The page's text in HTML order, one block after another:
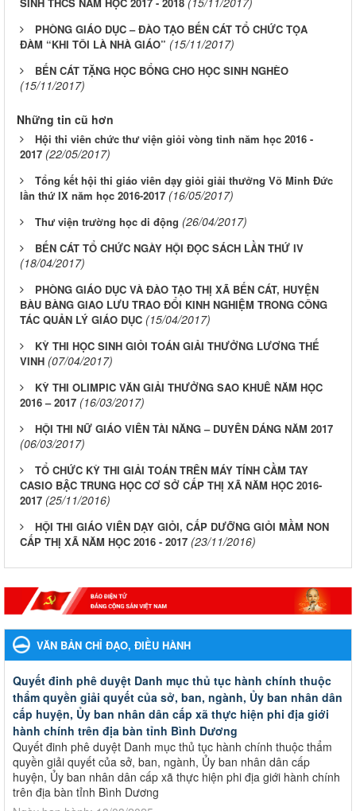
SINH THCS NĂM HỌC 2017 - 2018
PHÒNG GIÁO DỤC – ĐÀO TẠO BẾN CÁT TỔ CHỨC TỌA
ĐÀM “KHI TÔI LÀ NHÀ GIÁO” (15/11/2017)
BẾN CÁT TẶNG HỌC BỔNG CHO HỌC SINH NGHÈO
(15/11/2017)
Những tin cũ hơn
Hội thi viên chức thư viện giỏi vòng tỉnh năm học 2016 -
2017 (22/05/2017)
Tổng kết hội thi giáo viên dạy giỏi giải thưởng Võ Minh Đức
lần thứ IX năm học 2016-2017 (16/05/2017)
Thư viện trường học di động (26/04/2017)
BẾN CÁT TỔ CHỨC NGÀY HỘI ĐỌC SÁCH LẦN THỨ IV
(18/04/2017)
PHÒNG GIÁO DỤC VÀ ĐÀO TẠO THỊ XÃ BẾN CÁT, HUYỆN
BÀU BÀNG GIAO LƯU TRAO ĐỔI KINH NGHIỆM TRONG CÔNG
TÁC QUẢN LÝ GIÁO DỤC (15/04/2017)
KỲ THI HỌC SINH GIỎI TOÁN GIẢI THƯỞNG LƯƠNG THẾ
VINH (07/04/2017)
KỲ THI OLIMPIC VĂN GIẢI THƯỞNG SAO KHUÊ NĂM HỌC
2016 – 2017 (16/03/2017)
HỘI THI NỮ GIÁO VIÊN TÀI NĂNG – DUYÊN DÁNG NĂM 2017
(06/03/2017)
TỔ CHỨC KỲ THI GIẢI TOÁN TRÊN MÁY TÍNH CẦM TAY
CASIO BẬC TRUNG HỌC CƠ SỞ CẤP THỊ XÃ NĂM HỌC 2016-
2017 (25/11/2016)
HỘI THI GIÁO VIÊN DẠY GIỎI, CẤP DƯỠNG GIỎI MẦM NON
CẤP THỊ XÃ NĂM HỌC 2016 - 2017 (23/11/2016)
VĂN BẢN CHỈ ĐẠO, ĐIỀU HÀNH
Quyết đinh phê duyệt Danh mục thủ tục hành chính thuộc
thẩm quyền giải quyết của sở, ban, ngành, Ủy ban nhân dân
cấp huyện, Ủy ban nhân dân cấp xã thực hiện phi địa giới
hành chính trên địa bàn tỉnh Bình Dương
Quyết đinh phê duyệt Danh mục thủ tục hành chính thuộc thẩm
quyền giải quyết của sở, ban, ngành, Ủy ban nhân dân cấp
huyện, Ủy ban nhân dân cấp xã thực hiện phi địa giới hành chính
trên địa bàn tỉnh Bình Dương